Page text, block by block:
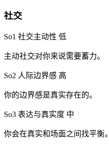
社交
So1 社交主动性 低
主动社交对你来说需要蓄力。
So2 人际边界感 高
你的边界感是真实存在的。
So3 表达与真实度 中
你会在真实和场面之间找平衡。